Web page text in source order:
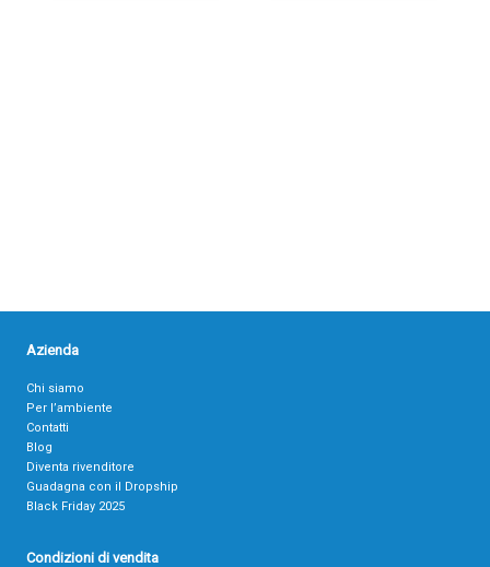
Azienda
Chi siamo
Per l’ambiente
Contatti
Blog
Diventa rivenditore
Guadagna con il Dropship
Black Friday 2025
Condizioni di vendita